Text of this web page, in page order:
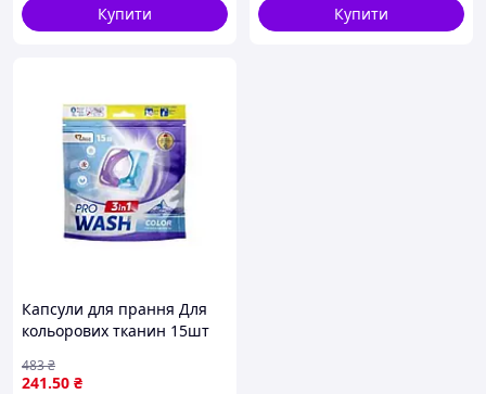
Купити Купити
Капсули для прання Для
кольорових тканин 15шт
(DOYPACK) ТМ PRO WASH
241.50 ₴
483₴